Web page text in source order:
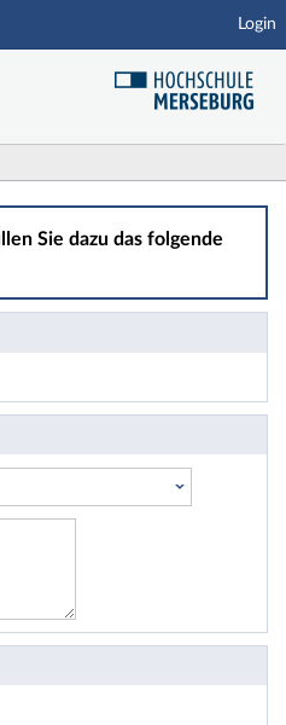
Login
Sie dazu das folgende